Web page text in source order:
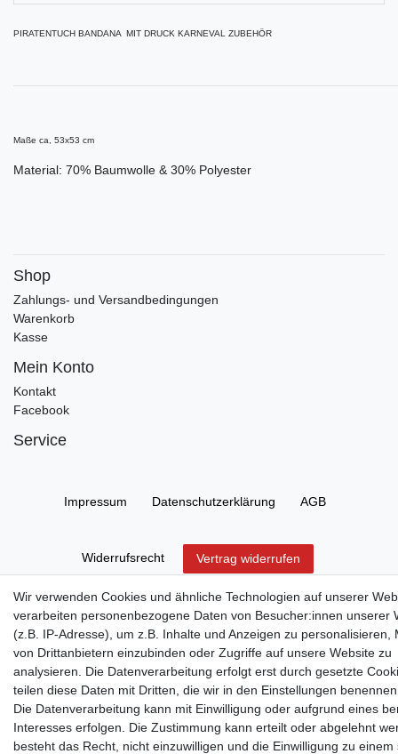
PIRATENTUCH BANDANA MIT DRUCK KARNEVAL ZUBEHÖR
Maße ca, 53x53 cm
Material: 70% Baumwolle & 30% Polyester
Shop
Zahlungs- und Versandbedingungen
Warenkorb
Kasse
Mein Konto
Kontakt
Facebook
Service
Impressum Daten­schutz­erklärung AGB
Widerrufs­recht Vertrag widerrufen
© Copyright 2026 | Alle Rechte vorbehalten.
Wir verwenden Cookies und ähnliche Technologien auf unserer
verarbeiten personenbezogene Daten von Besucher:innen unserer
(z.B. IP-Adresse), um z.B. Inhalte und Anzeigen zu personalisieren,
von Drittanbietern einzubinden oder Zugriffe auf unsere Website zu
analysieren. Die Datenverarbeitung erfolgt erst durch gesetzte
teilen diese Daten mit Dritten, die wir in den Einstellungen
Die Datenverarbeitung kann mit Einwilligung oder aufgrund eines
Interesses erfolgen. Die Zustimmung kann erteilt oder abgelehnt
besteht das Recht, nicht einzuwilligen und die Einwilligung zu einem